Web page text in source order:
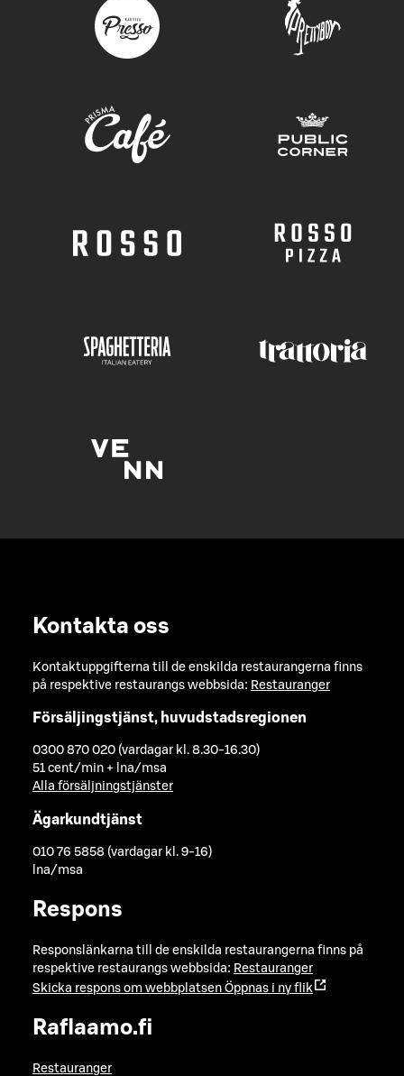
Kontakta oss
Kontaktuppgifterna till de enskilda restaurangerna finns
på respektive restaurangs webbsida: Restauranger
Försäljingstjänst, huvudstadsregionen
0300 870 020 (vardagar kl. 8.30-16.30)
51 cent/min + lna/msa
Alla försäljningstjänster
Ägarkundtjänst
010 76 5858 (vardagar kl. 9-16)
lna/msa
Respons
Responslänkarna till de enskilda restaurangerna finns på
respektive restaurangs webbsida: Restauranger
Skicka respons om webbplatsen Öppnas i ny flik
Raflaamo.fi
Restauranger